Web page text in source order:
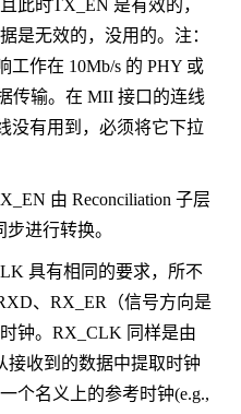
此时TX_EN 是有效的，
是无效的，没用的。注：
工作在 10Mb/s 的 PHY 或
传输。在 MII 接口的连线
没有用到，必须将它下拉
由 Reconciliation 子层
进行转换。
具有相同的要求，所不
、RX_ER（信号方向是
钟。RX_CLK 同样是由
接收到的数据中提取时钟
个名义上的参考时钟(e.g.,